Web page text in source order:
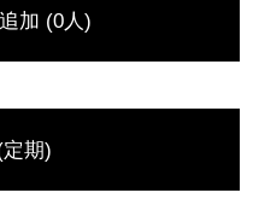
加 (0人)
期)